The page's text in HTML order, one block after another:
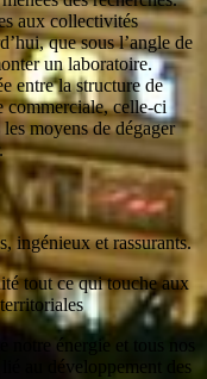
aux collectivités
que sous l’angle de
un laboratoire.
entre la structure de
commerciale, celle-ci
moyens de dégager
ingénieux et rassurants.
tout ce qui touche aux
notre énergie et tous nos
au développement des